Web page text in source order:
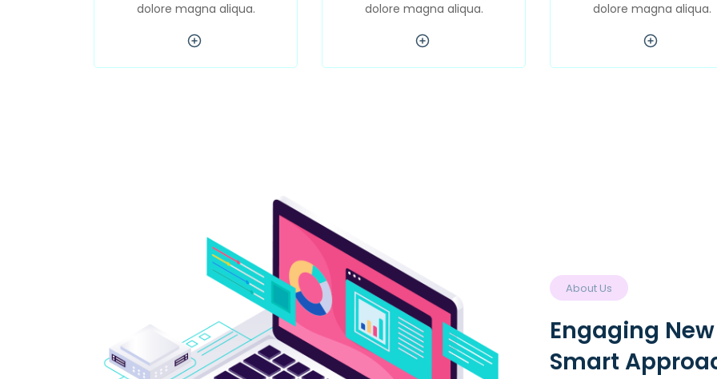
dolore magna aliqua.
dolore magna aliqua.
dolore magna aliqua.
About Us
Engaging
Smart